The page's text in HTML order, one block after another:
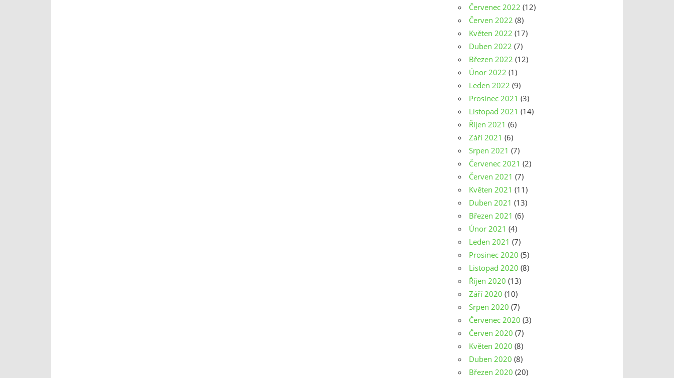
Červenec 2022 (12)
Červen 2022 (8)
Květen 2022 (17)
Duben 2022 (7)
Březen 2022 (12)
Únor 2022 (1)
Leden 2022 (9)
Prosinec 2021 (3)
Listopad 2021 (14)
Říjen 2021 (6)
Září 2021 (6)
Srpen 2021 (7)
Červenec 2021 (2)
Červen 2021 (7)
Květen 2021 (11)
Duben 2021 (13)
Březen 2021 (6)
Únor 2021 (4)
Leden 2021 (7)
Prosinec 2020 (5)
Listopad 2020 (8)
Říjen 2020 (13)
Září 2020 (10)
Srpen 2020 (7)
Červenec 2020 (3)
Červen 2020 (7)
Květen 2020 (8)
Duben 2020 (8)
Březen 2020 (20)